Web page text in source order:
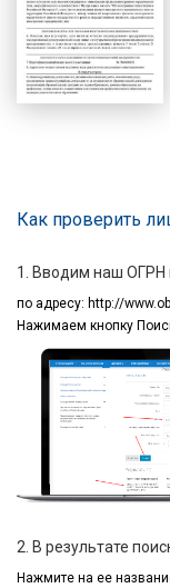
Как проверить
1. Вводим наш
по адресу: http://
Нажимаем кнопку
2. В результате
Нажмите на ее